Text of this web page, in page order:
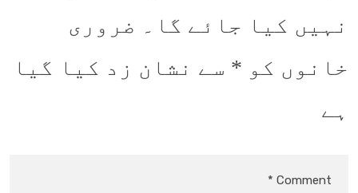
نہیں کیا جائے گا۔ ضروری
خانوں کو * سے نشان زد کیا گیا
ہے